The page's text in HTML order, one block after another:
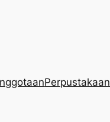
Perpustakaan